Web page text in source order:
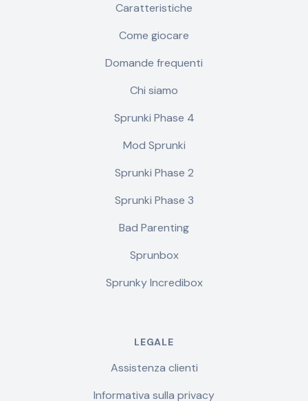
Caratteristiche
Come giocare
Domande frequenti
Chi siamo
Sprunki Phase 4
Mod Sprunki
Sprunki Phase 2
Sprunki Phase 3
Bad Parenting
Sprunbox
Sprunky Incredibox
LEGALE
Assistenza clienti
Informativa sulla privacy